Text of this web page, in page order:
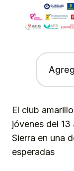
El club
jóvenes del
Sierra en una
esperadas